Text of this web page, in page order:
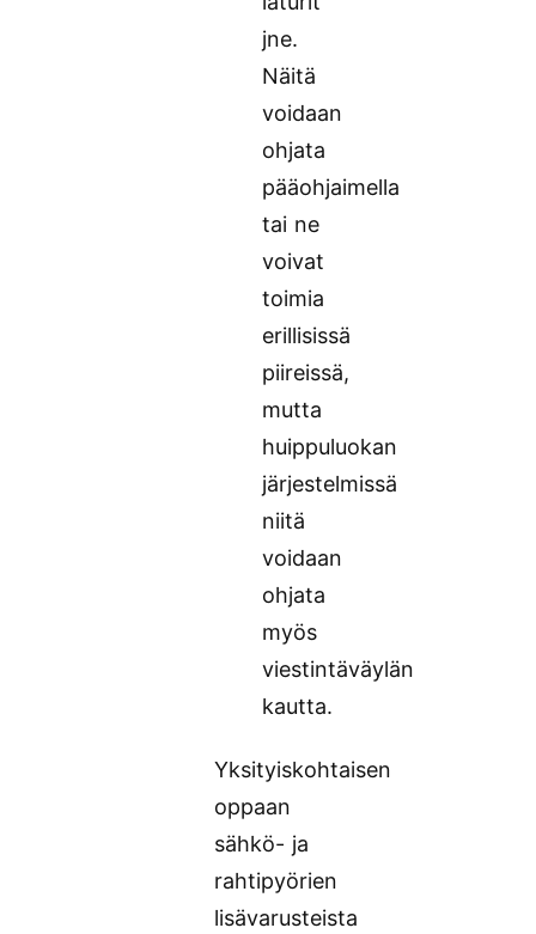
jne.
Näitä
voidaan
ohjata
pääohjaimella
tai ne
voivat
toimia
erillisissä
piireissä,
mutta
huippuluokan
järjestelmissä
niitä
voidaan
ohjata
myös
viestintäväylän
kautta.
Yksityiskohtaisen
oppaan
sähkö- ja
rahtipyörien
lisävarusteista